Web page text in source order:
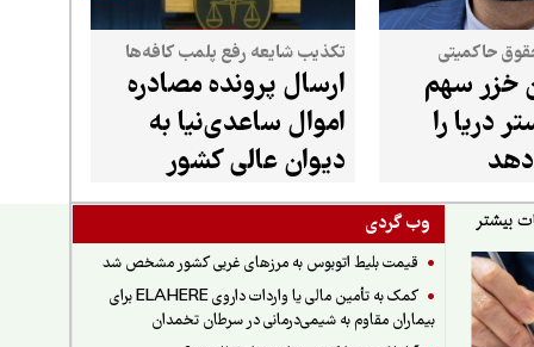
حاکمیتی
خزر سهم
دریا را
تکذیب شایعه رفع پلمب کافه‌ها
ارسال پرونده مصادره
اموال ساعدی‌نیا به
دیوان عالی کشور
وب گردی
قیمت بلیط اتوبوس به مرزهای غربی کشور مشخص شد
کمک به تأمین مالی یا واردات داروی ELAHERE برای
بیماران مقاوم به شیمی‌درمانی در سرطان تخمدان